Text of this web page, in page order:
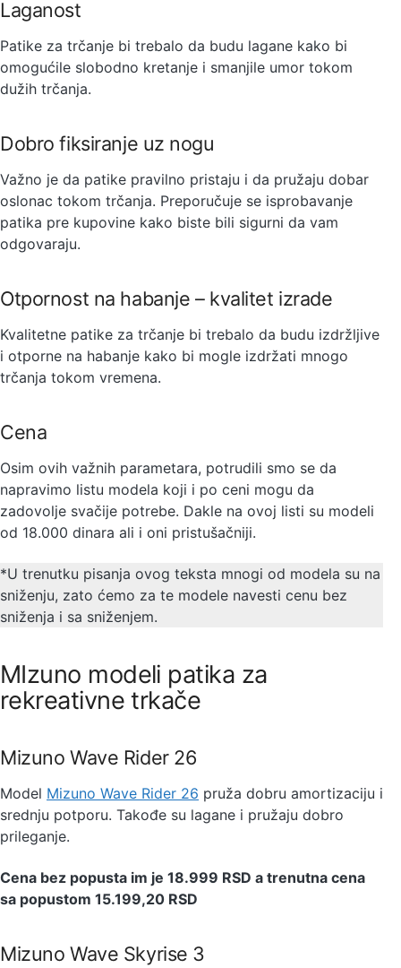
Laganost
Patike za trčanje bi trebalo da budu lagane kako bi
omogućile slobodno kretanje i smanjile umor tokom
dužih trčanja.
Dobro fiksiranje uz nogu
Važno je da patike pravilno pristaju i da pružaju dobar
oslonac tokom trčanja. Preporučuje se isprobavanje
patika pre kupovine kako biste bili sigurni da vam
odgovaraju.
Otpornost na habanje – kvalitet izrade
Kvalitetne patike za trčanje bi trebalo da budu izdržljive
i otporne na habanje kako bi mogle izdržati mnogo
trčanja tokom vremena.
Cena
Osim ovih važnih parametara, potrudili smo se da
napravimo listu modela koji i po ceni mogu da
zadovolje svačije potrebe. Dakle na ovoj listi su modeli
od 18.000 dinara ali i oni pristušačniji.
*U trenutku pisanja ovog teksta mnogi od modela su na
sniženju, zato ćemo za te modele navesti cenu bez
sniženja i sa sniženjem.
MIzuno modeli patika za
rekreativne trkače
Mizuno Wave Rider 26
Model Mizuno Wave Rider 26 pruža dobru amortizaciju i
srednju potporu. Takođe su lagane i pružaju dobro
prileganje.
Cena bez popusta im je 18.999 RSD a trenutna cena
sa popustom 15.199,20 RSD
Mizuno Wave Skyrise 3